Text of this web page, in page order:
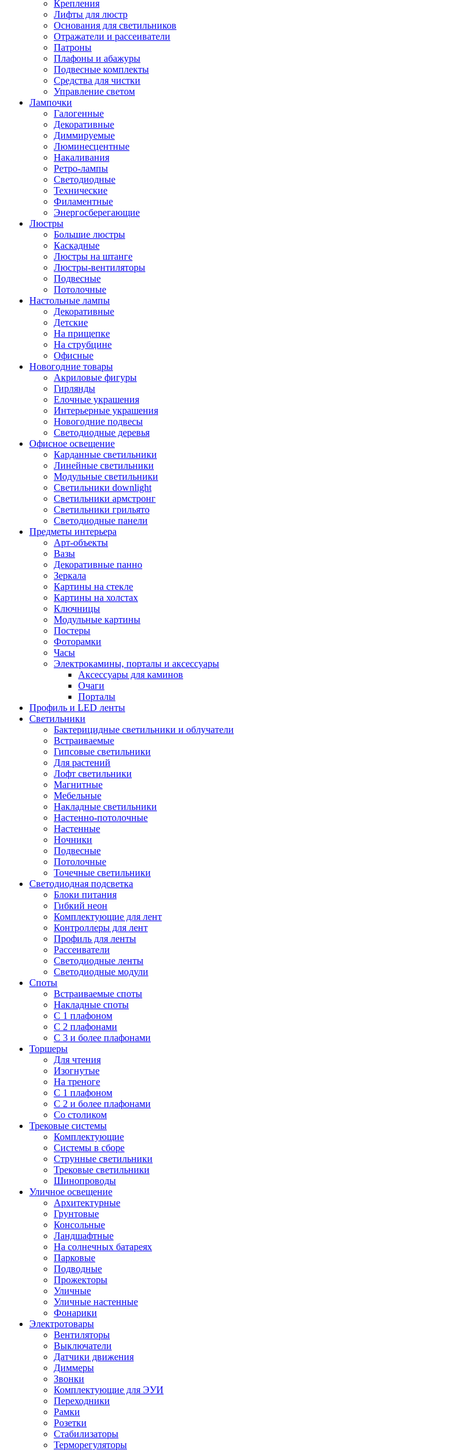
Крепления
Лифты для люстр
Основания для светильников
Отражатели и рассеиватели
Патроны
Плафоны и абажуры
Подвесные комплекты
Средства для чистки
Управление светом
Лампочки
Галогенные
Декоративные
Диммируемые
Люминесцентные
Накаливания
Ретро-лампы
Светодиодные
Технические
Филаментные
Энергосберегающие
Люстры
Большие люстры
Каскадные
Люстры на штанге
Люстры-вентиляторы
Подвесные
Потолочные
Настольные лампы
Декоративные
Детские
На прищепке
На струбцине
Офисные
Новогодние товары
Акриловые фигуры
Гирлянды
Елочные украшения
Интерьерные украшения
Новогодние подвесы
Светодиодные деревья
Офисное освещение
Карданные светильники
Линейные светильники
Модульные светильники
Светильники downlight
Светильники армстронг
Светильники грильято
Светодиодные панели
Предметы интерьера
Арт-объекты
Вазы
Декоративные панно
Зеркала
Картины на стекле
Картины на холстах
Ключницы
Модульные картины
Постеры
Фоторамки
Часы
Электрокамины, порталы и аксессуары
Аксессуары для каминов
Очаги
Порталы
Профиль и LED ленты
Светильники
Бактерицидные светильники и облучатели
Встраиваемые
Гипсовые светильники
Для растений
Лофт светильники
Магнитные
Мебельные
Накладные светильники
Настенно-потолочные
Настенные
Ночники
Подвесные
Потолочные
Точечные светильники
Светодиодная подсветка
Блоки питания
Гибкий неон
Комплектующие для лент
Контроллеры для лент
Профиль для ленты
Рассеиватели
Светодиодные ленты
Светодиодные модули
Споты
Встраиваемые споты
Накладные споты
С 1 плафоном
С 2 плафонами
С 3 и более плафонами
Торшеры
Для чтения
Изогнутые
На треноге
С 1 плафоном
С 2 и более плафонами
Со столиком
Трековые системы
Комплектующие
Системы в сборе
Струнные светильники
Трековые светильники
Шинопроводы
Уличное освещение
Архитектурные
Грунтовые
Консольные
Ландшафтные
На солнечных батареях
Парковые
Подводные
Прожекторы
Уличные
Уличные настенные
Фонарики
Электротовары
Вентиляторы
Выключатели
Датчики движения
Диммеры
Звонки
Комплектующие для ЭУИ
Переходники
Рамки
Розетки
Стабилизаторы
Терморегуляторы